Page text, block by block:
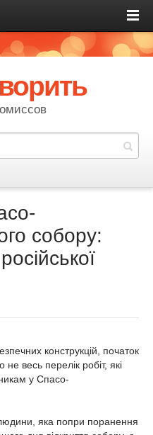
собору:
конструкцій, початок
не весь перелік робіт, які
у Спасо-
людини, яка попри поранення